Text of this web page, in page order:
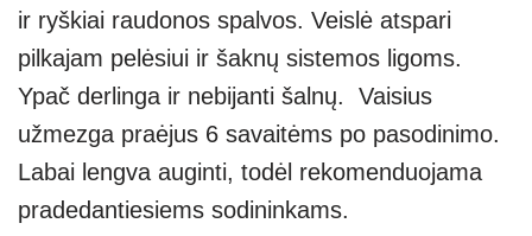
ir ryškiai raudonos spalvos. Veislė atspari
pilkajam pelėsiui ir šaknų sistemos ligoms.
Ypač derlinga ir nebijanti šalnų. Vaisius
užmezga praėjus 6 savaitėms po pasodinimo.
Labai lengva auginti, todėl rekomenduojama
pradedantiesiems sodininkams.